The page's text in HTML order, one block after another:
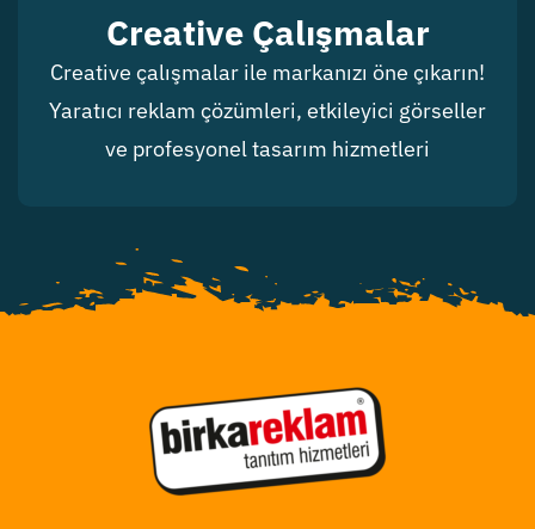
Creative Çalışmalar
Creative çalışmalar ile markanızı öne çıkarın!
Yaratıcı reklam çözümleri, etkileyici görseller
ve profesyonel tasarım hizmetleri